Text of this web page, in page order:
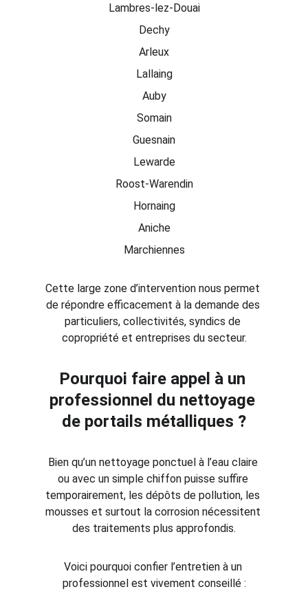
Lambres-lez-Douai
Dechy
Arleux
Lallaing
Auby
Somain
Guesnain
Lewarde
Roost-Warendin
Hornaing
Aniche
Marchiennes
Cette large zone d’intervention nous permet
de répondre efficacement à la demande des
particuliers, collectivités, syndics de
copropriété et entreprises du secteur.
Pourquoi faire appel à un
professionnel du nettoyage
de portails métalliques ?
Bien qu’un nettoyage ponctuel à l’eau claire
ou avec un simple chiffon puisse suffire
temporairement, les dépôts de pollution, les
mousses et surtout la corrosion nécessitent
des traitements plus approfondis.
Voici pourquoi confier l’entretien à un
professionnel est vivement conseillé :